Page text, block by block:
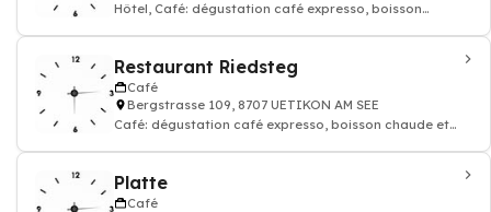
Hôtel, Café: dégustation café expresso, boisson
Restaurant Riedsteg
Café
Bergstrasse 109, 8707 UETIKON AM SEE
Café: dégustation café expresso, boisson chaude et
Platte
Café